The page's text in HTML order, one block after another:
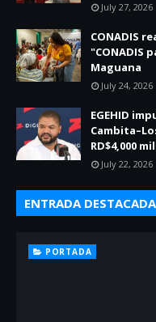
July 27, 2026
CONADIS
"CONADIS
Maguana
July 24, 2026
EGEHID
RD$4,000
July 22, 2026
ENTRADA DESTACADA
PORTADA